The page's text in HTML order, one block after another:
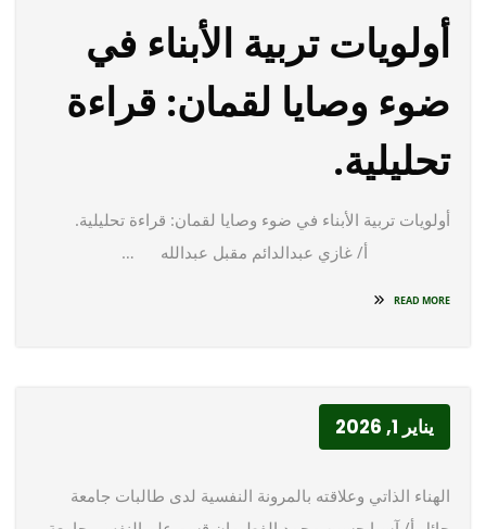
أولويات تربية الأبناء في
ضوء وصايا لقمان: قراءة
تحليلية.
أولويات تربية الأبناء في ضوء وصايا لقمان: قراءة تحليلية.
أ/ غازي عبدالدائم مقبل عبدالله …
READ MORE
يناير 1, 2026
الهناء الذاتي وعلاقته بالمرونة النفسية لدى طالبات جامعة